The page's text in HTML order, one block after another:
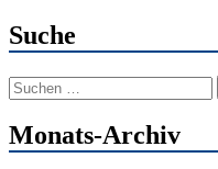
Suche
Suchen
nach:
Monats-Archiv